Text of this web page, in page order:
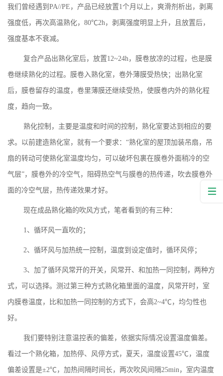
我们曾经遇到PA//PE，产品已经放置1个月以上，爽滑剂析出，剥离
强度低，再次高温熟化，80℃2h，剥离强度明显上升，且放置后，
强度基本不衰减。
复合产品出熟化室后，放置12~24h，膜卷放凉的过程，也是膜
卷继续熟化的过程。膜卷入熟化室，卷外薄膜受热快；出熟化室
后，膜卷留存的温度，卷里薄膜还继续受热，使膜卷内外的熟化程
度，趋向一致。
熟化控制，主要是温度和时间的控制，熟化室要达到相应的要
求。以前建造熟化室，就有一个要求： “熟化室的屋顶加装吊扇，吊
扇的转动可使熟化室温度均匀，可以破坏包裹在膜卷外面稍冷的空
气层”，膜卷外的冷空气，阻碍热空气与膜卷的热传递，吹去膜卷外
面的冷空气层，热传递效果才好。
现在成品熟化箱的吹风方式，笔者看到的有三种：
1、循环风一直吹的；
2、循环风与加热统一控制，温度到设定值时，循环风停；
3、加了循环风常开的开关，风常开、和加热一同控制，两种方
式，可以选择。测过第三种方式熟化箱里面的温度，风常开时，室
内膜卷温度，比和加热一同控制的方式下，会高2~4℃，均匀性也
好。
我们要特别注意温控表的偏差，依据实际情况设置温度偏差。
看过一个熟化箱，加热停、风停方式，夏天，温度设置45℃，温度
偏差设置是±2℃，加热间隔时间长，两次吹风间隔25min，室内温度